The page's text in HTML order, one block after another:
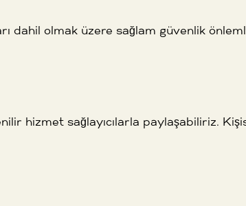
dahil olmak üzere sağlam güvenlik
hizmet sağlayıcılarla paylaşabiliriz.